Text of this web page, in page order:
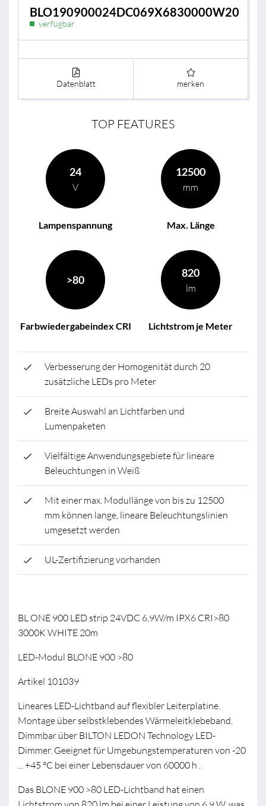
BLO190900024DC069X6830000W20
verfügbar
Datenblatt merken
TOP FEATURES
24
V
Lampenspannung
12500
mm
Max. Länge
>80
Farbwiedergabeindex CRI
820
lm
Lichtstrom je Meter
Verbesserung der Homogenität durch 20
zusätzliche LEDs pro Meter
Breite Auswahl an Lichtfarben und
Lumenpaketen
Vielfältige Anwendungsgebiete für lineare
Beleuchtungen in Weiß
Mit einer max. Modullänge von bis zu 12500
mm können lange, lineare Beleuchtungslinien
umgesetzt werden
UL-Zertifizierung vorhanden
BL ONE 900 LED strip 24VDC 6,9W/m IPX6 CRI>80
3000K WHITE 20m
LED-Modul BLONE 900 >80
Artikel 101039
Lineares LED-Lichtband auf flexibler Leiterplatine.
Montage über selbstklebendes Wärmeleitklebeband.
Dimmbar über BILTON LEDON Technology LED-
Dimmer. Geeignet für Umgebungstemperaturen von -20
... +45 °C bei einer Lebensdauer von 60000 h .
Das BLONE 900 >80 LED-Lichtband hat einen